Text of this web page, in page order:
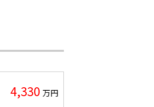
4,330 万円